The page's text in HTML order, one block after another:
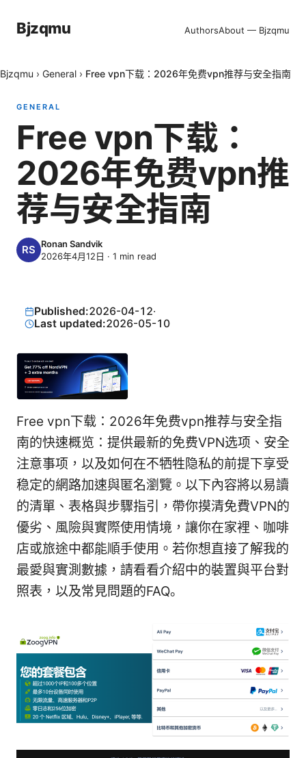
Bjzqmu AuthorsAbout — Bjzqmu
Bjzqmu › General › Free vpn下载：2026年免费vpn推荐与安全指南
GENERAL
Free vpn下载：
2026年免费vpn推
荐与安全指南
Ronan Sandvik
2026年4月12日 · 1 min read
Published:2026-04-12·
Last updated:2026-05-10
Free vpn下载：2026年免费vpn推荐与安全指
南的快速概览：提供最新的免费VPN选项、安全
注意事项，以及如何在不牺牲隐私的前提下享受
稳定的網路加速與匿名瀏覽。以下內容將以易讀
的清單、表格與步驟指引，帶你摸清免費VPN的
優劣、風險與實際使用情境，讓你在家裡、咖啡
店或旅途中都能順手使用。若你想直接了解我的
最愛與實測數據，請看看介紹中的裝置與平台對
照表，以及常見問題的FAQ。